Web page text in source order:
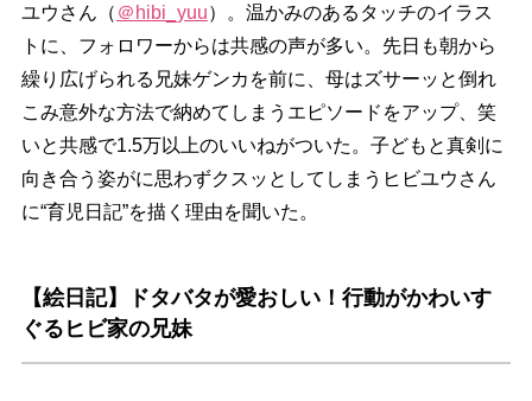
ユウさん（ ＠hibi_yuu）。温かみのあるタッチのイラス
トに、フォロワーからは共感の声が多い。先日も朝から
繰り広げられる兄妹ゲンカを前に、母はズサーッと倒れ
こみ意外な方法で納めてしまうエピソードをアップ、笑
いと共感で1.5万以上のいいねがついた。子どもと真剣に
向き合う姿がに思わずクスッとしてしまうヒビユウさん
に“育児日記”を描く理由を聞いた。
【絵日記】ドタバタが愛おしい！行動がかわいす
ぐるヒビ家の兄妹